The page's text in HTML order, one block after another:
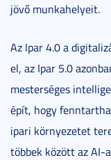
jövő munkahelyeit.
Az Ipar 4.0 a
el, az Ipar 5.0
mesterséges
épít, hogy
ipari környezetet
többek között az AI-